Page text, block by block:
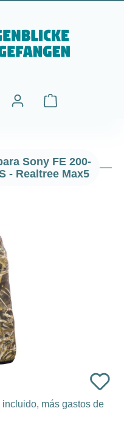
El carrito de
Sony FE 200-
- Realtree Max5
incluido, más gastos de